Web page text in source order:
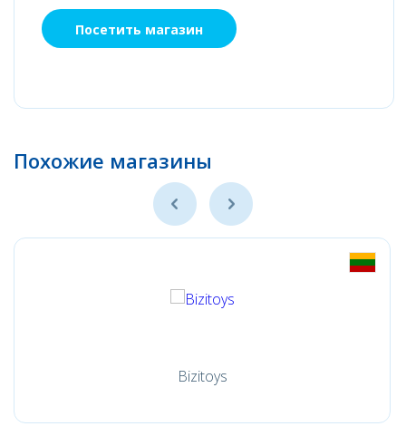
Посетить магазин
Похожие магазины
Bizitoys